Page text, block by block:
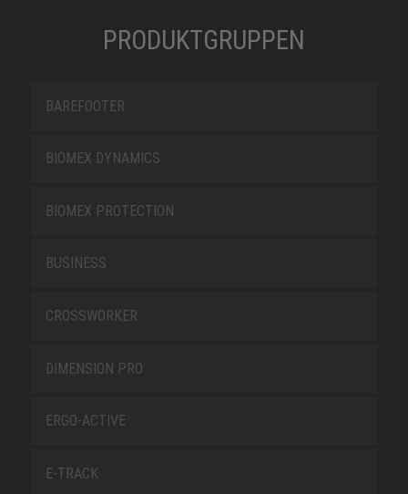
PRODUKTGRUPPEN
BAREFOOTER
BIOMEX DYNAMICS
BIOMEX PROTECTION
BUSINESS
CROSSWORKER
DIMENSION PRO
ERGO-ACTIVE
E-TRACK